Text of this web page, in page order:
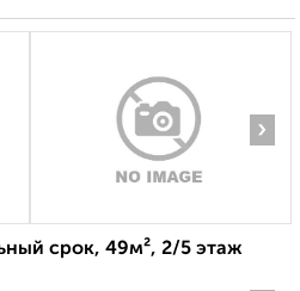
›
срок, 49м², 2/5 этаж